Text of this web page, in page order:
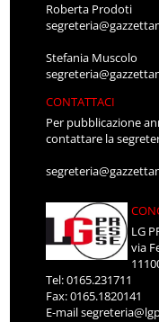
Roberta Prodoti
Stefania Muscolo
CONTATTACI
Per pubblicazione
contattare la
LG
via
Tel: 0165.231711
Fax: 0165.1820141
E-mail